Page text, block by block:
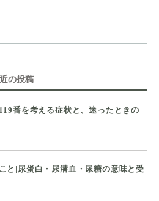
の投稿
番を考える症状と、迷ったときの
と|尿蛋白・尿潜血・尿糖の意味と受